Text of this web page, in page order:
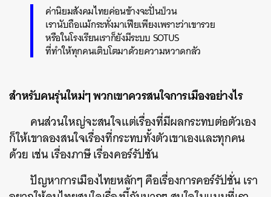
ค่านิยมสังคมไทยค่อนข้างจะปั่นป่วน
เรานับถือแม้กระทั่งมาเฟียเพียงเพราะว่าเขารวย
หรือในโรงเรียนเราก็ยังมีระบบ SOTUS
ที่ทำให้ทุกคนเติบโตมาด้วยความหวาดกลัว
สำหรับคนรุ่นใหม่ๆ พวกเขาควรสนใจการเมืองอย่างไร
คนส่วนใหญ่จะสนใจแต่เรื่องที่มีผลกระทบต่อตัวเอง
ก็ให้เขาลองสนใจเรื่องที่กระทบทั้งตัวเขาเองและทุกคน
ด้วย เช่น เรื่องภาษี เรื่องคอร์รัปชัน
ปัญหาการเมืองไทยหลักๆ คือเรื่องการคอร์รัปชั่น เรา
SHARE TWEET LINE EMAIL